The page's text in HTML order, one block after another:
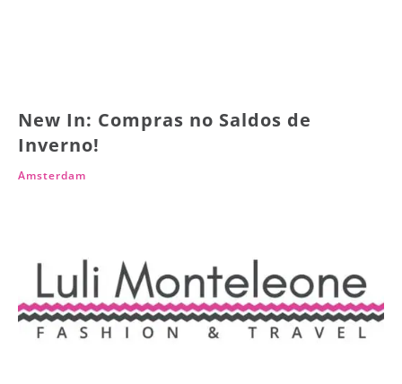
New In: Compras no Saldos de
Inverno!
Amsterdam